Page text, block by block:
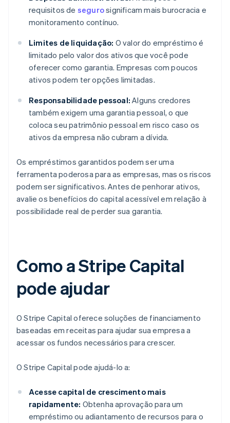
requisitos de segurosignificam mais burocracia e
monitoramento contínuo.
Limites de liquidação: O valor do empréstimo é
limitado pelo valor dos ativos que você pode
oferecer como garantia. Empresas com poucos
ativos podem ter opções limitadas.
Responsabilidade pessoal: Alguns credores
também exigem uma garantia pessoal, o que
coloca seu patrimônio pessoal em risco caso os
ativos da empresa não cubram a dívida.
Os empréstimos garantidos podem ser uma
ferramenta poderosa para as empresas, mas os riscos
podem ser significativos. Antes de penhorar ativos,
avalie os benefícios do capital acessível em relação à
possibilidade real de perder sua garantia.
Como a Stripe Capital
pode ajudar
O Stripe Capital oferece soluções de financiamento
baseadas em receitas para ajudar sua empresa a
acessar os fundos necessários para crescer.
O Stripe Capital pode ajudá-lo a:
Acesse capital de crescimento mais
rapidamente: Obtenha aprovação para um
empréstimo ou adiantamento de recursos para o